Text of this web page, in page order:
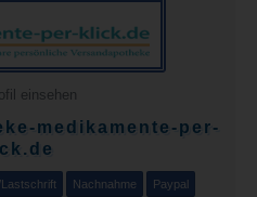
einsehen
medikamente-per-
Lastschrift Nachnahme Paypal